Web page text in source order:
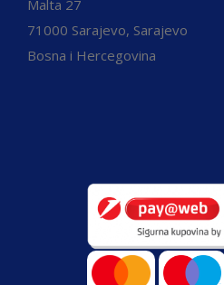
Malta 27
71000 Sarajevo, Sarajevo
Bosna i Hercegovina